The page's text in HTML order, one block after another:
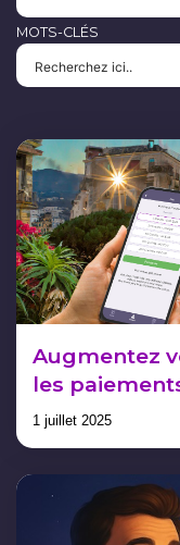
MOTS-CLÉS
Augmentez
les
1 juillet 2025